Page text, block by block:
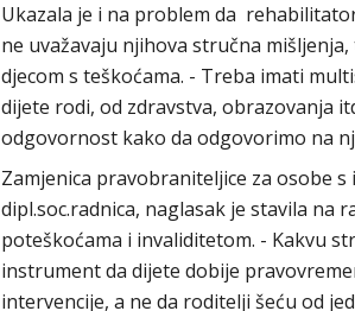
Ukazala je i na problem da
ne uvažavaju njihova stručna
djecom s teškoćama. - Treba imati
dijete rodi, od zdravstva, obrazovanja
odgovornost kako da odgovorimo na
Zamjenica pravobraniteljice za osobe
dipl.soc.radnica, naglasak je stavila na
poteškoćama i invaliditetom. - Kakvu
instrument da dijete dobije
intervencije, a ne da roditelji šeću od